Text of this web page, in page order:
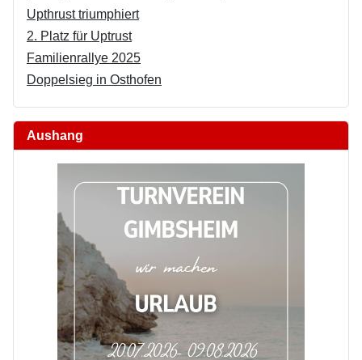
Upthrust triumphiert
2. Platz für Uptrust
Familienrallye 2025
Doppelsieg in Osthofen
Aushang